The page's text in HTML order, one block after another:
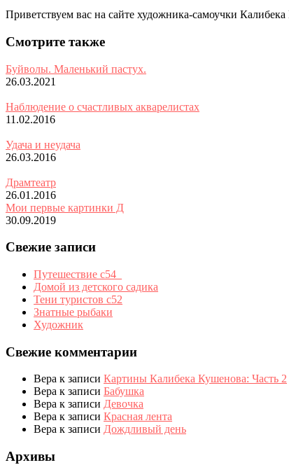
Приветствуем вас на сайте художника-самоучки
Смотрите также
Буйволы. Маленький пастух.
26.03.2021
Наблюдение о счастливых акварелистах
11.02.2016
Удача и неудача
26.03.2016
Драмтеатр
26.01.2016
Мои первые картинки Д
30.09.2019
Свежие записи
Путешествие с54_
Домой из детского садика
Тени туристов с52
Знатные рыбаки
Художник
Свежие комментарии
Вера к записи Картины Калибека Кушенова: Часть 2
Вера к записи Бабушка
Вера к записи Девочка
Вера к записи Красная лента
Вера к записи Дождливый день
Архивы